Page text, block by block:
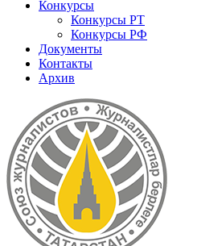
Конкурсы
Конкурсы РТ
Конкурсы РФ
Документы
Контакты
Архив